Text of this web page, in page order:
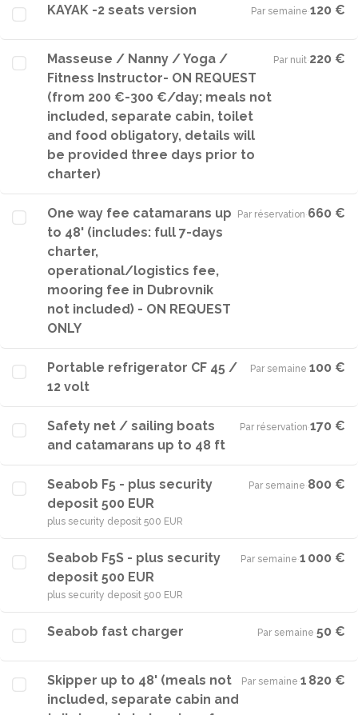
KAYAK -2 seats version Par semaine·120 €
Masseuse / Nanny / Yoga /
Fitness Instructor- ON REQUEST
(from 200 €-300 €/day; meals not
included, separate cabin, toilet
and food obligatory, details will
be provided three days prior to
charter)
Par nuit·220 €
One way fee catamarans up
to 48' (includes: full 7-days
charter,
operational/logistics fee,
mooring fee in Dubrovnik
not included) - ON REQUEST
ONLY
Par réservation·660 €
Portable refrigerator CF 45 /
12 volt
Par semaine·100 €
Safety net / sailing boats
and catamarans up to 48 ft
Par réservation·170 €
Seabob F5 - plus security
deposit 500 EUR
plus security deposit 500 EUR
Par semaine·800 €
Seabob F5S - plus security
deposit 500 EUR
plus security deposit 500 EUR
Par semaine·1 000 €
Seabob fast charger Par semaine·50 €
Skipper up to 48' (meals not
included, separate cabin and
Par semaine·1 820 €